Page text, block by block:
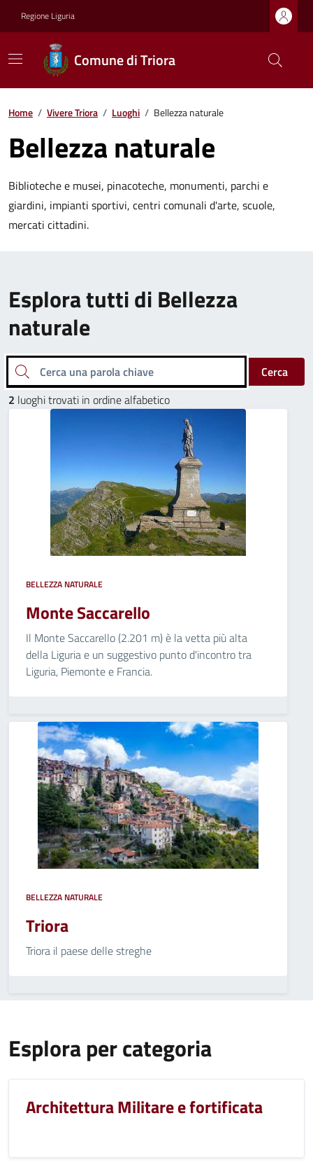
Regione Liguria
Comune di Triora
Home / Vivere Triora / Luoghi / Bellezza naturale
Bellezza naturale
Biblioteche e musei, pinacoteche, monumenti, parchi e
giardini, impianti sportivi, centri comunali d'arte, scuole,
mercati cittadini.
Esplora tutti di Bellezza
naturale
Cerca una parola chiave
Cerca
2 luoghi trovati in ordine alfabetico
BELLEZZA NATURALE
Monte Saccarello
Il Monte Saccarello (2.201 m) è la vetta più alta
della Liguria e un suggestivo punto d'incontro tra
Liguria, Piemonte e Francia.
BELLEZZA NATURALE
Triora
Triora il paese delle streghe
Esplora per categoria
Architettura Militare e fortificata